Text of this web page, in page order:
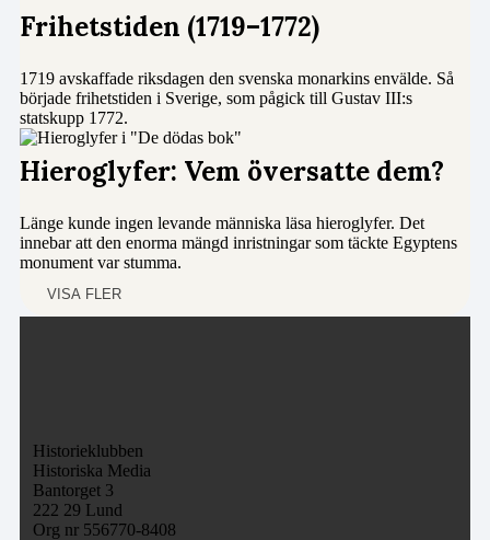
Frihetstiden (1719–1772)
1719 avskaffade riksdagen den svenska monarkins envälde. Så
började frihetstiden i Sverige, som pågick till Gustav III:s
statskupp 1772.
Hieroglyfer: Vem översatte dem?
Länge kunde ingen levande människa läsa hieroglyfer. Det
innebar att den enorma mängd inristningar som täckte Egyptens
monument var stumma.
VISA FLER
Historieklubben
Historiska Media
Bantorget 3
222 29 Lund
Org nr 556770-8408